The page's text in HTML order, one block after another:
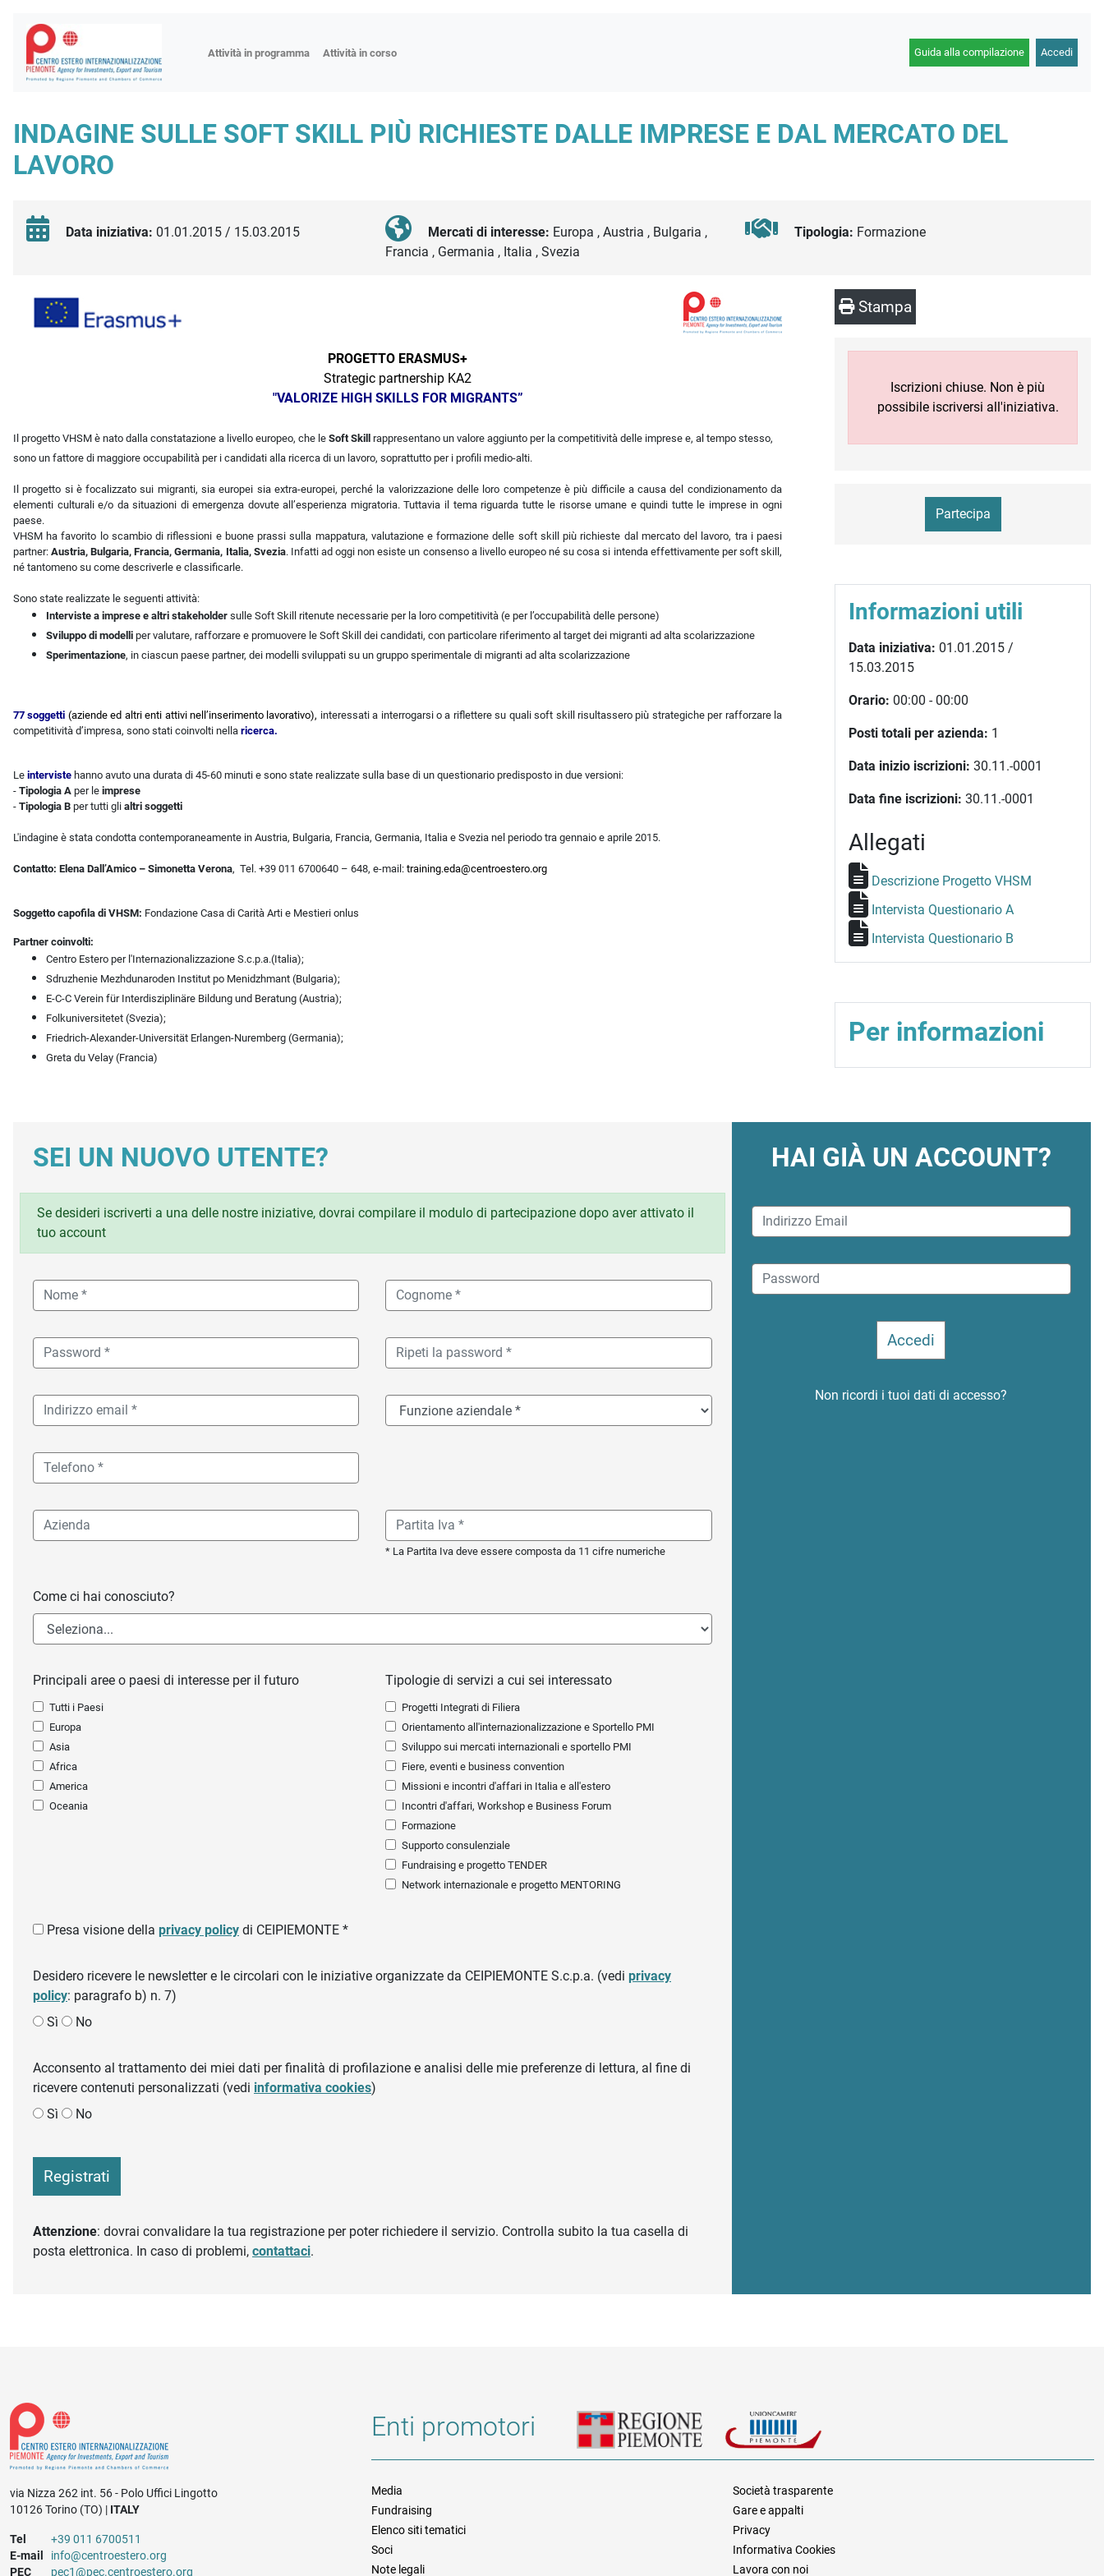
Attività in programma Attività in corso
Fiere
Workshop
Focus settoriali
Progetto tender
Guida alla compilazione Accedi
INDAGINE SULLE SOFT SKILL PIÙ RICHIESTE DALLE IMPRESE E DAL MERCATO DEL
LAVORO
Data iniziativa: 01.01.2015 / 15.03.2015 Mercati di interesse: Europa , Austria , Bulgaria ,
Francia , Germania , Italia , Svezia
Tipologia: Formazione
PROGETTO ERASMUS+
Strategic partnership KA2
"VALORIZE HIGH SKILLS FOR MIGRANTS”
Il progetto VHSM è nato dalla constatazione a livello europeo, che le Soft Skill rappresentano un valore aggiunto per la competitività delle imprese e, al tempo stesso,
sono un fattore di maggiore occupabilità per i candidati alla ricerca di un lavoro, soprattutto per i profili medio-alti.
Il progetto si è focalizzato sui migranti, sia europei sia extra-europei, perché la valorizzazione delle loro competenze è più difficile a causa del condizionamento da
elementi culturali e/o da situazioni di emergenza dovute all’esperienza migratoria. Tuttavia il tema riguarda tutte le risorse umane e quindi tutte le imprese in ogni
paese.
VHSM ha favorito lo scambio di riflessioni e buone prassi sulla mappatura, valutazione e formazione delle soft skill più richieste dal mercato del lavoro, tra i paesi
partner:Austria, Bulgaria, Francia, Germania, Italia, Svezia. Infatti ad oggi non esiste un consenso a livello europeo né su cosa si intenda effettivamente per soft skill,
né tantomeno su come descriverle e classificarle.
Sono state realizzate le seguenti attività:
Interviste a imprese e altri stakeholder sulle Soft Skill ritenute necessarie per la loro competitività (e per l’occupabilità delle persone)
Sviluppo di modelli per valutare, rafforzare e promuovere le Soft Skill dei candidati, con particolare riferimento al target dei migranti ad alta scolarizzazione
Sperimentazione, in ciascun paese partner, dei modelli sviluppati su un gruppo sperimentale di migranti ad alta scolarizzazione
77 soggetti (aziende ed altri enti attivi nell’inserimento lavorativo), interessati a interrogarsi o a riflettere su quali soft skill risultassero più strategiche per rafforzare la
competitività d’impresa, sono stati coinvolti nella ricerca.
Le interviste hanno avuto una durata di 45-60 minuti e sono state realizzate sulla base di un questionario predisposto in due versioni:
- Tipologia A per le imprese
- Tipologia B per tutti gli altri soggetti
L'indagine è stata condotta contemporaneamente in Austria, Bulgaria, Francia, Germania, Italia e Svezia nel periodo tra gennaio e aprile 2015.
Contatto: Elena Dall’Amico – Simonetta Verona, Tel. +39 011 6700640 – 648, e-mail: training.eda@centroestero.org
Soggetto capofila di VHSM: Fondazione Casa di Carità Arti e Mestieri onlus
Partner coinvolti:
Centro Estero per l'Internazionalizzazione S.c.p.a.(Italia);
Sdruzhenie Mezhdunaroden Institut po Menidzhmant (Bulgaria);
E-C-C Verein für Interdisziplinäre Bildung und Beratung (Austria);
Folkuniversitetet (Svezia);
Friedrich-Alexander-Universität Erlangen-Nuremberg (Germania);
Greta du Velay (Francia)
Stampa
Iscrizioni chiuse. Non è più
possibile iscriversi all'iniziativa.
Partecipa
Informazioni utili
Data iniziativa: 01.01.2015 /
15.03.2015
Orario: 00:00 - 00:00
Posti totali per azienda: 1
Data inizio iscrizioni: 30.11.-0001
Data fine iscrizioni: 30.11.-0001
Allegati
Descrizione Progetto VHSM
Intervista Questionario A
Intervista Questionario B
Per informazioni
SEI UN NUOVO UTENTE?
Se desideri iscriverti a una delle nostre iniziative, dovrai compilare il modulo di partecipazione dopo aver attivato il
tuo account
* La Partita Iva deve essere composta da 11 cifre numeriche
Come ci hai conosciuto?
Principali aree o paesi di interesse per il futuro
Tutti i Paesi
Europa
Asia
Africa
America
Oceania
Tipologie di servizi a cui sei interessato
Progetti Integrati di Filiera
Orientamento all'internazionalizzazione e Sportello PMI
Sviluppo sui mercati internazionali e sportello PMI
Fiere, eventi e business convention
Missioni e incontri d'affari in Italia e all'estero
Incontri d'affari, Workshop e Business Forum
Formazione
Supporto consulenziale
Fundraising e progetto TENDER
Network internazionale e progetto MENTORING
Presa visione della privacy policy di CEIPIEMONTE *
Desidero ricevere le newsletter e le circolari con le iniziative organizzate da CEIPIEMONTE S.c.p.a. (vedi privacy
policy: paragrafo b) n. 7)
Sì
No
Acconsento al trattamento dei miei dati per finalità di profilazione e analisi delle mie preferenze di lettura, al fine di
ricevere contenuti personalizzati (vedi informativa cookies)
Sì
No
Registrati
Attenzione: dovrai convalidare la tua registrazione per poter richiedere il servizio. Controlla subito la tua casella di
posta elettronica. In caso di problemi, contattaci.
HAI GIÀ UN ACCOUNT?
Non ricordi i tuoi dati di accesso?
via Nizza 262 int. 56 - Polo Uffici Lingotto
10126 Torino (TO) | ITALY
Tel
+39 011 6700511
E-mail
info@centroestero.org
PEC
pec1@pec.centroestero.org
Enti promotori
Informazioni legali e trasparenza
Media
Società trasparente
Fundraising
Gare e appalti
Elenco siti tematici
Privacy
Soci
Informativa Cookies
Note legali
Lavora con noi